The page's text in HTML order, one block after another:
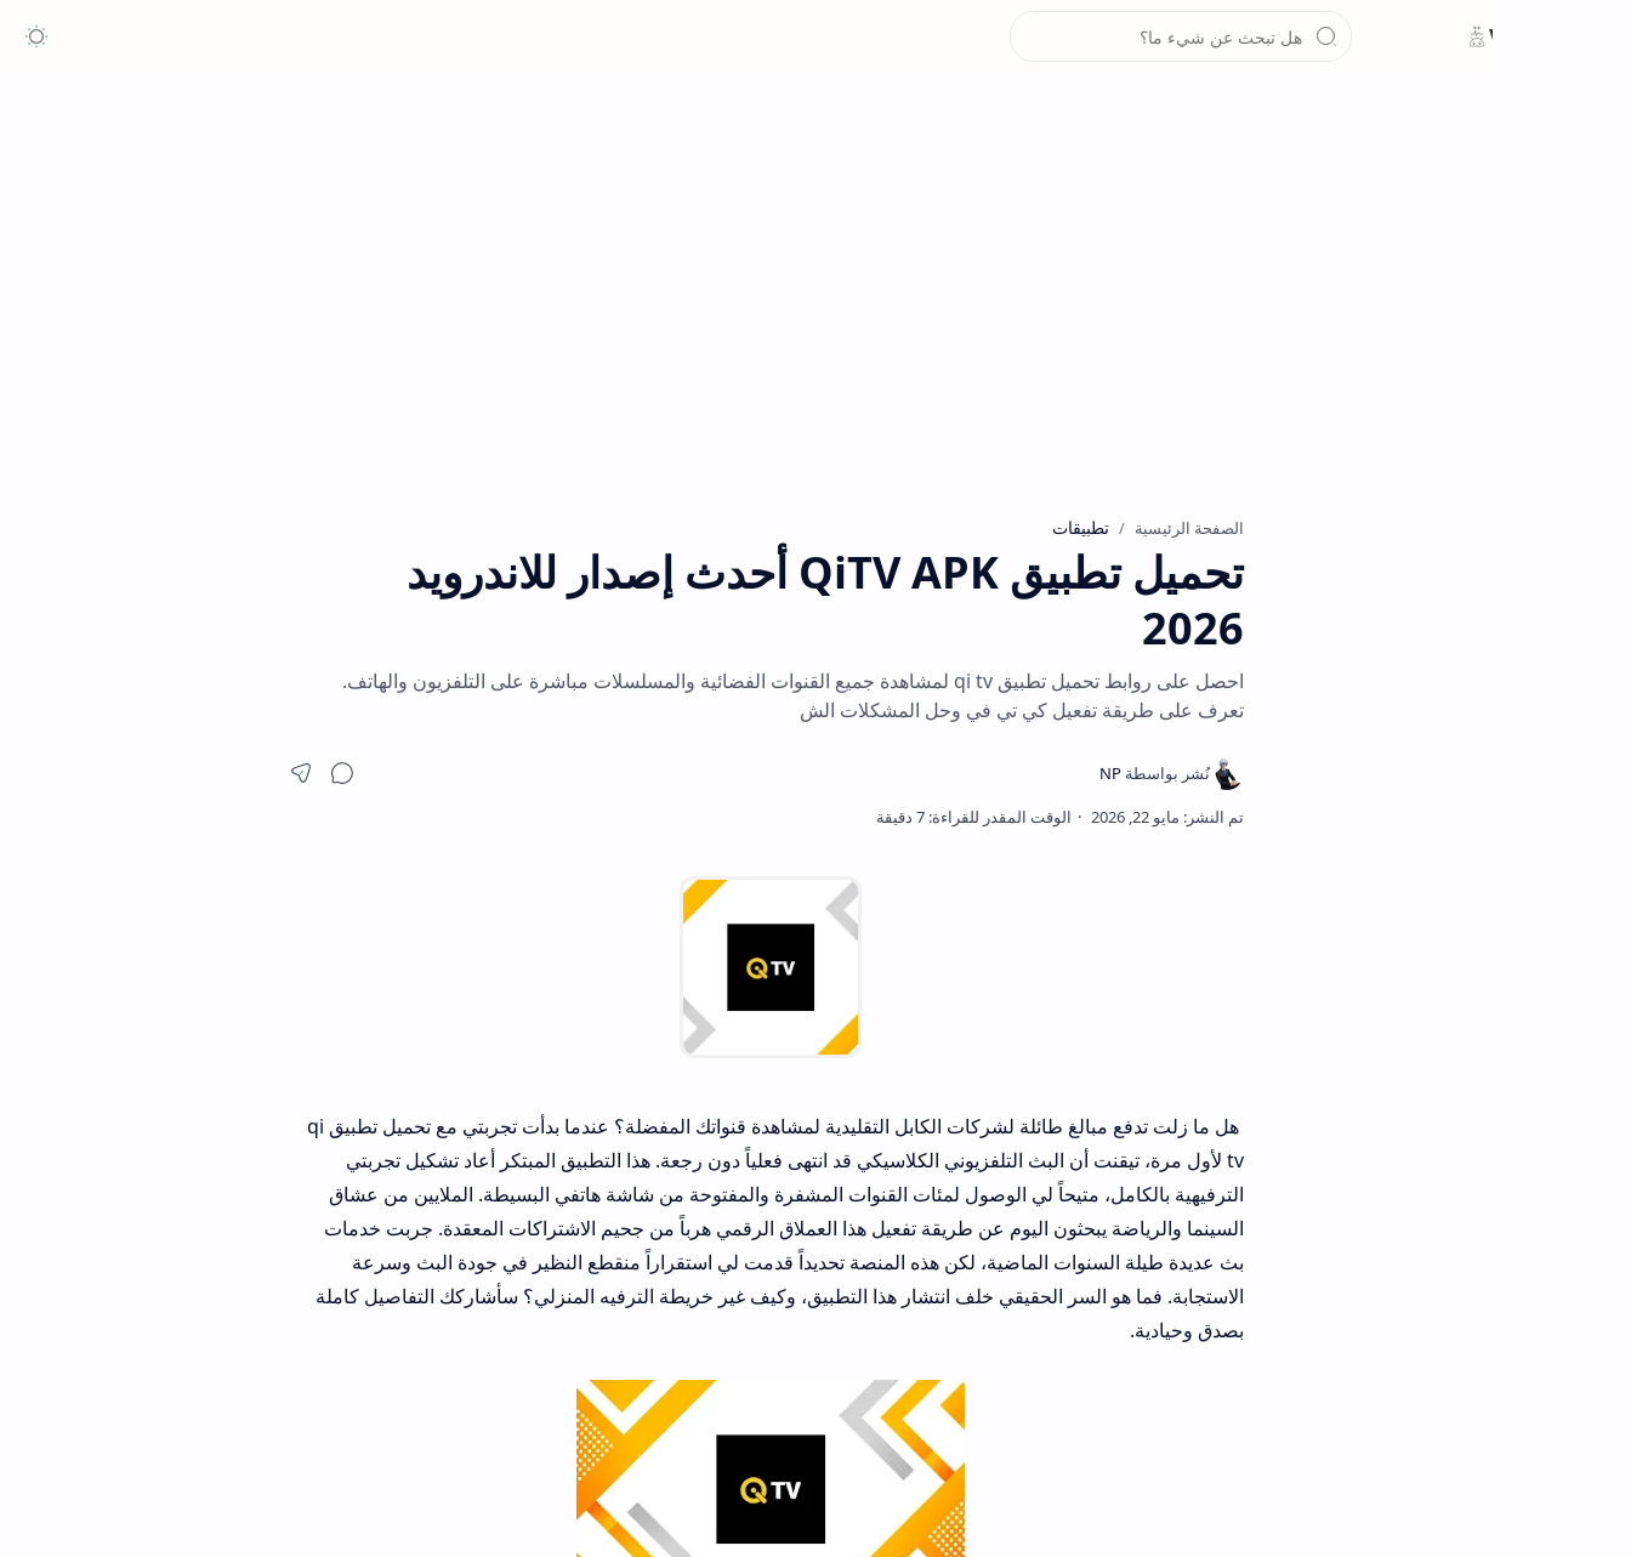
تطبيقات
تحميل تطبيق QiTV APK أحدث إصدار للاندرويد
احصل على روابط تحميل تطبيق qi tv لمشاهدة جميع القنوات الفضائية والمسلسلات مباشرة على التلفزيون والهاتف.
تعرف على طريقة تفعيل كي تي في وحل المشكلات الش
هل ما زلت تدفع مبالغ طائلة لشركات الكابل التقليدية لمشاهدة قنواتك المفضلة؟ عندما بدأت تجربتي مع تحميل تطبيق qi
tv لأول مرة، تيقنت أن البث التلفزيوني الكلاسيكي قد انتهى فعلياً دون رجعة. هذا التطبيق المبتكر أعاد تشكيل تجربتي
الترفيهية بالكامل، متيحاً لي الوصول لمئات القنوات المشفرة والمفتوحة من شاشة هاتفي البسيطة. الملايين من عشاق
السينما والرياضة يبحثون اليوم عن طريقة تفعيل هذا العملاق الرقمي هرباً من جحيم الاشتراكات المعقدة. جربت خدمات
بث عديدة طيلة السنوات الماضية، لكن هذه المنصة تحديداً قدمت لي استقراراً منقطع النظير في جودة البث وسرعة
الاستجابة. فما هو السر الحقيقي خلف انتشار هذا التطبيق، وكيف غير خريطة الترفيه المنزلي؟ سأشاركك التفاصيل كاملة